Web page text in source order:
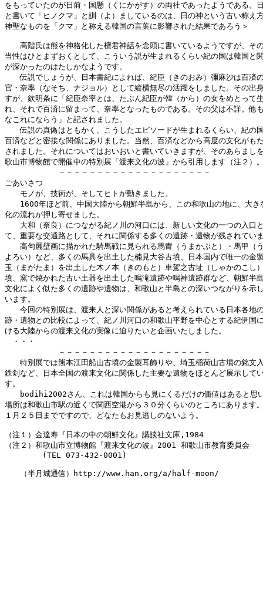
をもっていたのが日前・国懸（くにかがす）の両社であったようである。
と書いて「ヒノクマ」と訓（よ）ましているのは、日の神という古い称え
神聖なものを「クマ」と称える韓国の言葉に影響された結果であろう＞
高階氏は熊を神格化した檀君神話を念頭に書いているようですが、そ
当性はひとまずおくとして、こういう説が生まれるくらい紀の国は韓国と
が深かったのはたしかなようです。
伝説でしょうが、日本書紀によれば、紀臣（きのおみ）彌麻沙は百済
官・奈率（なそち、ナジョル）として縦横無尽の活躍をしました。その出
すが、欽明条に「紀臣奈率とは、たぶん紀臣が韓（から）の女をめとって
れ、それで百済に留まって、奈率となったものである。その父は不詳。他
なこれにならう」と記されました。
伝説の真偽はともかく、こうしたエピソードが生まれるくらい、紀の
百済などと密接な関係にありました。当然、百済などから高度の文化がも
されました。それについてはおいおいと書いていきますが、そのあらまし
歌山市博物館で開催中の特別展「渡来文化の波」から引用します（注２）
－－－－－－－－－－－－－－－－－－－－
ごあいさつ
モノが、技術が、そしてヒトが動きました。
1600年ほど前、中国大陸から朝鮮半島から、この和歌山の地に、大き
化の流れが押し寄せました。
大和（奈良）につながる紀ノ川の河口には、新しい文化の一つの入口
て、重要な交通路として、それに関係する多くの遺跡・遺物が残されてい
高句麗壁画に描かれた騎馬戦に見られる馬冑（うまかぶと）・馬甲（
よろい）など、多くの馬具を出土した楠見大谷古墳、日本国内で唯一の金
玉（まがたま）を出土した木ノ本（きのもと）車駕之古址（しゃかのこし
墳、窯で焼かれた古い土器を出土した鳴滝遺跡や鳴神遺跡群など、朝鮮半
文化によく似た多くの遺跡や遺物は、和歌山と半島との深いつながりを示
います。
今回の特別展は、渡来人と深い関係があると考えられている日本各地
跡・遺物との比較によって、紀ノ川河口の和歌山平野を中心とする紀伊国
ける大陸からの渡来文化の実像に迫りたいと企画いたしました。
・・・
－－－－－－－－－－－－－－－－－－－－
特別展では熊本江田船山古墳の金製耳飾りや、埼玉稲荷山古墳の銘文
鉄剣など、日本全国の渡来文化に関係した主要な遺物をほとんど展示して
す。
bodihi2002さん、これは韓国からも見にくるだけの価値はあると思
場所は和歌山市駅の近くで関西空港から３０分くらいのところにあります
１月２５日までですので、どなたもお見逃しのないよう。
（注１）金達寿『日本の中の朝鮮文化』講談社文庫,1984
（注２）和歌山市立博物館『渡来文化の波』2001 和歌山市教育委員会
        (TEL 073-432-0001)
（半月城通信）http://www.han.org/a/half-moon/